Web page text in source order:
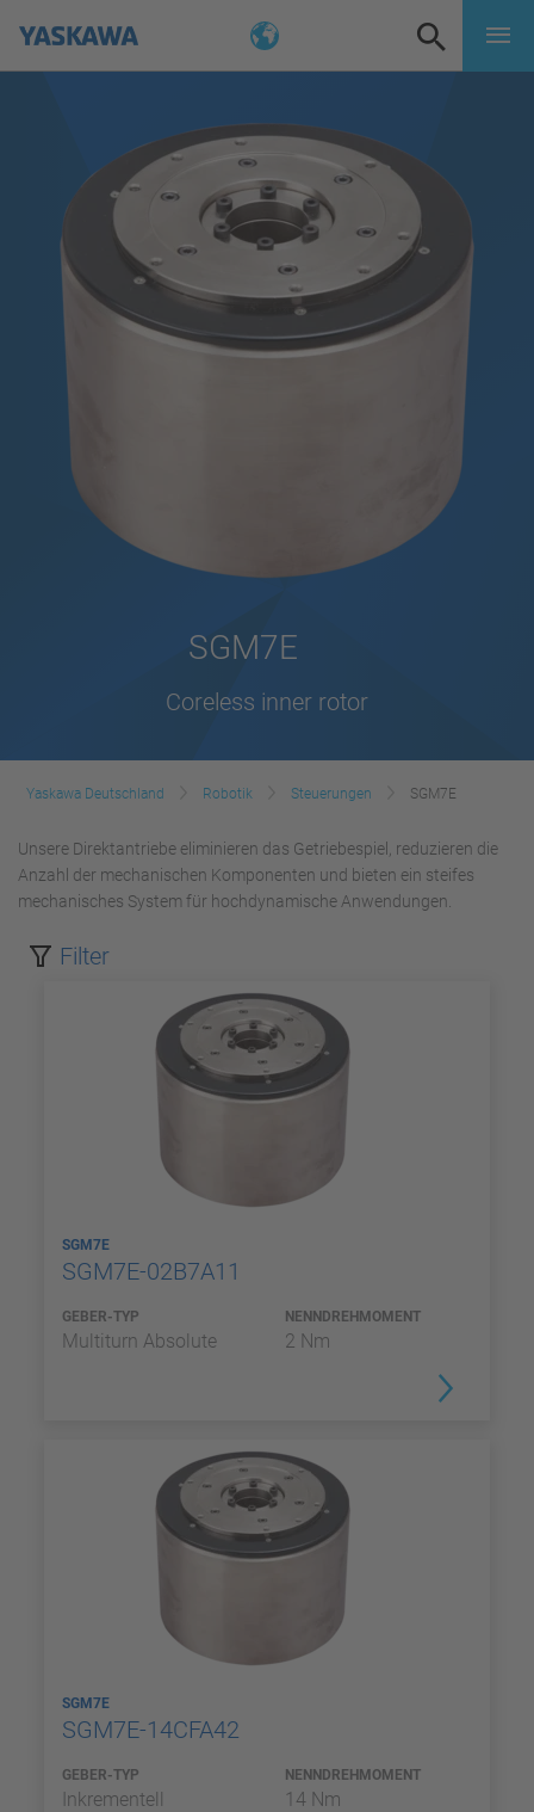
SGM7E
Coreless inner rotor
Yaskawa Deutschland Robotik Steuerungen SGM7E
Unsere Direktantriebe eliminieren das Getriebespiel, reduzieren die
Anzahl der mechanischen Komponenten und bieten ein steifes
mechanisches System für hochdynamische Anwendungen.
Filter
SGM7E
SGM7E-02B7A11
GEBER-TYP
Multiturn Absolute
NENNDREHMOMENT
2 Nm
SGM7E
SGM7E-14CFA42
GEBER-TYP
Inkrementell
NENNDREHMOMENT
14 Nm